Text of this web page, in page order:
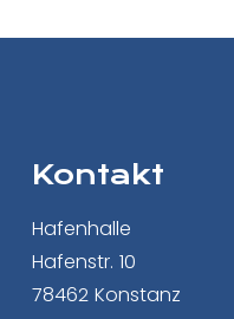
Kontakt
Hafenhalle
Hafenstr. 10
78462 Konstanz